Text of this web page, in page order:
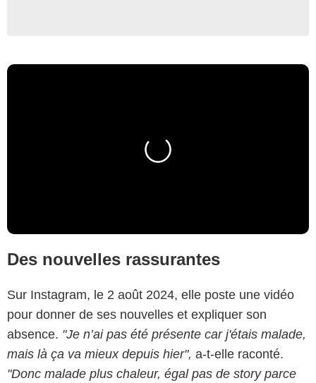
Des nouvelles rassurantes
Sur Instagram, le 2 août 2024, elle poste une vidéo
pour donner de ses nouvelles et expliquer son
absence. "Je n’ai pas été présente car j'étais malade,
mais là ça va mieux depuis hier", a-t-elle raconté.
"Donc malade plus chaleur, égal pas de story parce